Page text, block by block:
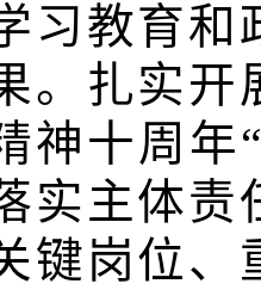
习教育和
。扎实开
神十周年
实主体责
键岗位、